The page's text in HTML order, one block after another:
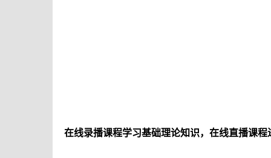
在线录播课程学习基础理论知识，在线直播课